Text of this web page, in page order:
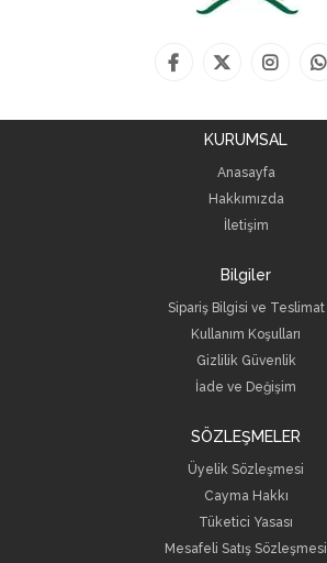
KURUMSAL
Anasayfa
Hakkımızda
İletişim
Bilgiler
Sipariş Bilgisi ve Teslimat
Kullanım Koşulları
Gizlilik Güvenlik
İade ve Değişim
SÖZLEŞMELER
Üyelik Sözleşmesi
Cayma Hakkı
Tüketici Yasası
Mesafeli Satış Sözleşmesi